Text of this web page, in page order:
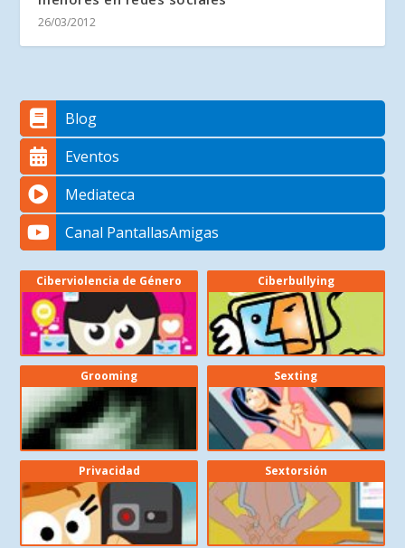
26/03/2012
Blog
Eventos
Mediateca
Canal PantallasAmigas
Ciberviolencia de Género Ciberbullying
Grooming Sexting
Privacidad Sextorsión